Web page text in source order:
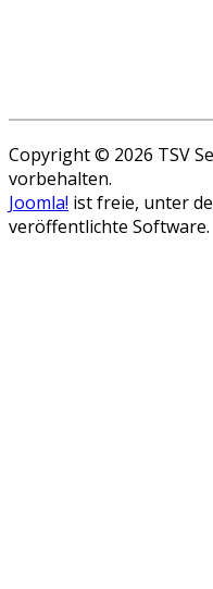
Copyright © 2026 TSV
vorbehalten.
Joomla! ist freie, unter
veröffentlichte Software.